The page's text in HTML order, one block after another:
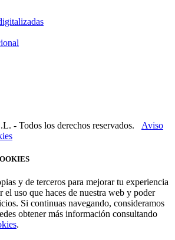
- Todos los derechos reservados. Aviso
y de terceros para mejorar tu experiencia
el uso que haces de nuestra web y poder
Si continuas navegando, consideramos
obtener más información consultando
.